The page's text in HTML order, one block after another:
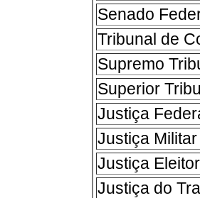
Senado
Tribunal de
Supremo
Superior
Justiça
Justiça Militar
Justiça
Justiça do